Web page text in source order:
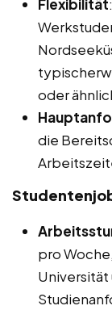
Flexibilität
oder
die
pro
Universität